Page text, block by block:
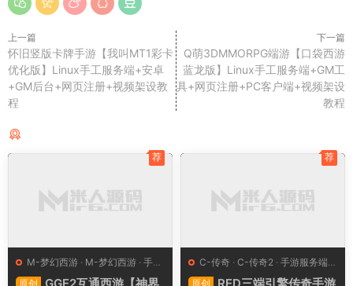
上一篇
怀旧竖版卡牌手游【我叫MT1彩卡
优化版】Linux手工服务端+安卓
+GM后台+网页注册+视频架设教
程
下一篇
Q萌3DMMORPG端游【口袋西游
蓝龙版】Linux手工服务端+GM工
具+网页注册+PC客户端+视频架设
教程
M-梦幻西游 · M-梦幻西游 · 手游
服务端 · 端游服务端
原创
荐
C-传奇 · C-传奇2 · 手游服务端·
端游服务端
原创
荐